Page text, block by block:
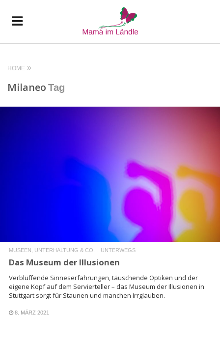
HOME
Milaneo Tag
READ MORE
MUSEEN, UNTERHALTUNG & CO. UNTERWEGS
Das Museum der Illusionen
Verblüffende Sinneserfahrungen, täuschende Optiken und der
eigene Kopf auf dem Servierteller – das Museum der Illusionen in
Stuttgart sorgt für Staunen und manchen Irrglauben.
8. MÄRZ 2021